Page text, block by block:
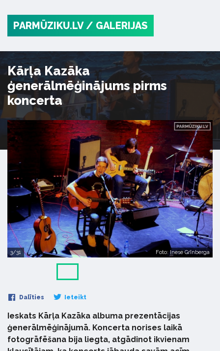
PARMŪZIKU.LV / GALERIJAS
Kārļa Kazāka
ģenerālmēģinājums pirms
koncerta
3/31 Foto: Inese Grīnberga
Dalīties Ieteikt
Ieskats Kārļa Kazāka albuma prezentācijas
ģenerālmēģinājumā. Koncerta norises laikā
fotogrāfēšana bija liegta, atgādinot ikvienam